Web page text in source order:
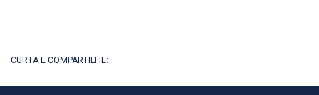
CURTA E COMPARTILHE: